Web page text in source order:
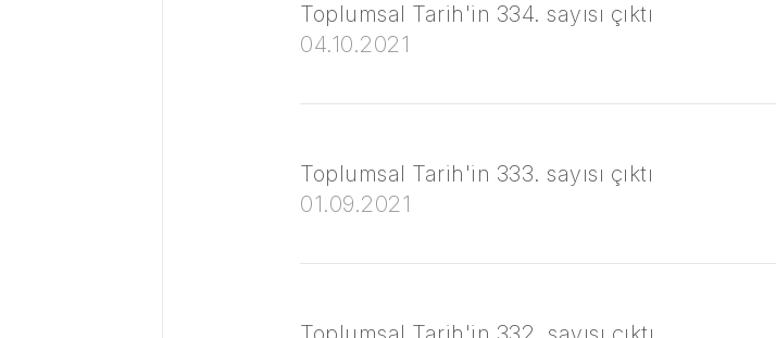
Toplumsal Tarih'in 334. sayısı çıktı
04.10.2021
Toplumsal Tarih'in 333. sayısı çıktı
01.09.2021